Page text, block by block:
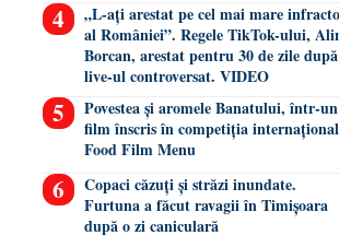
„L-ați arestat pe cel mai mare
al României”. Regele TikTok-ului,
Borcan, arestat pentru 30 de zile după
live-ul controversat. VIDEO
Povestea și aromele Banatului, într-un
film înscris în competiția
Food Film Menu
Copaci căzuți și străzi inundate.
Furtuna a făcut ravagii în Timișoara
după o zi caniculară